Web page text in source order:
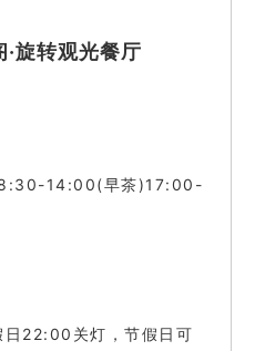
旋转观光餐厅
14:00(早茶)17:00-
日22:00关灯，节假日可